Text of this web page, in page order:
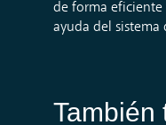
de forma
ayuda del sistema
También